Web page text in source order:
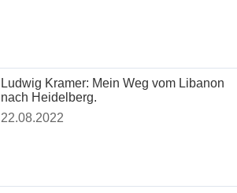
Ludwig Kramer: Mein Weg vom Libanon
nach Heidelberg.
22.08.2022